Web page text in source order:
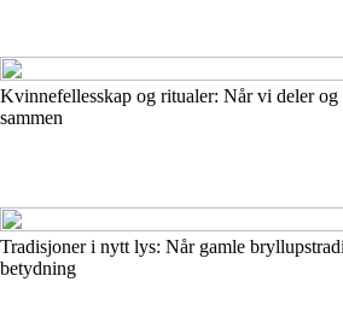
Kvinnefellesskap og ritualer: Når vi deler
sammen
Tradisjoner i nytt lys: Når gamle
betydning